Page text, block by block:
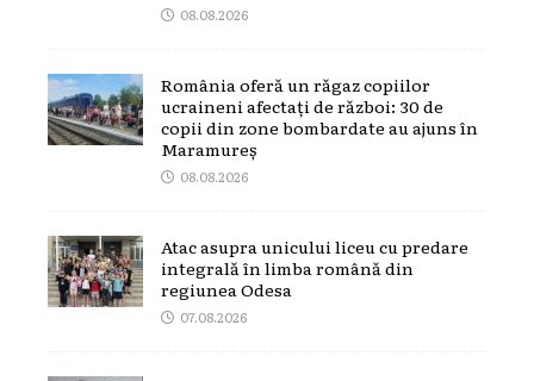
08.08.2026
România oferă un răgaz copiilor
ucraineni afectați de război: 30 de
copii din zone bombardate au ajuns în
Maramureș
08.08.2026
Atac asupra unicului liceu cu predare
integrală în limba română din
regiunea Odesa
07.08.2026